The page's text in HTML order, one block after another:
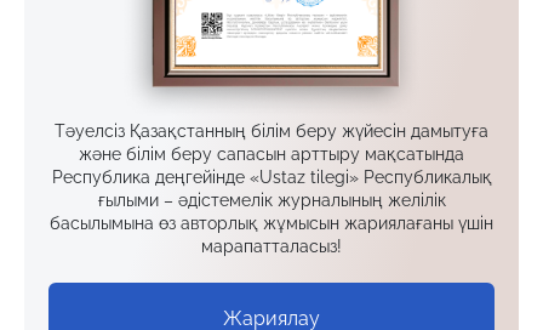
Тәуелсіз Қазақстанның білім беру жүйесін дамытуға
және білім беру сапасын арттыру мақсатында
Республика деңгейінде «Ustaz tilegi» Республикалық
ғылыми – әдістемелік журналының желілік
басылымына өз авторлық жұмысын жариялағаны үшін
марапатталасыз!
Жариялау